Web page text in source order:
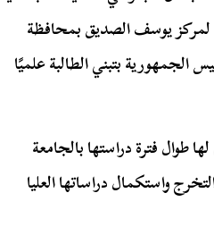
لمركز يوسف الصديق بمحافظة
الجمهورية بتبني الطالبة علميًا
طوال فترة دراستها بالجامعة
واستكمال دراساتها العليا